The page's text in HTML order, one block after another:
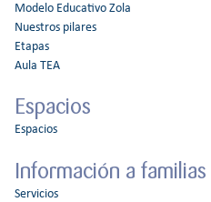
Modelo Educativo Zola
Nuestros pilares
Etapas
Aula TEA
Espacios
Espacios
Información a familias
Servicios